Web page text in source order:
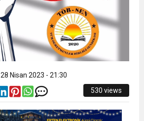
28 Nisan 2023 - 21:30
530 views